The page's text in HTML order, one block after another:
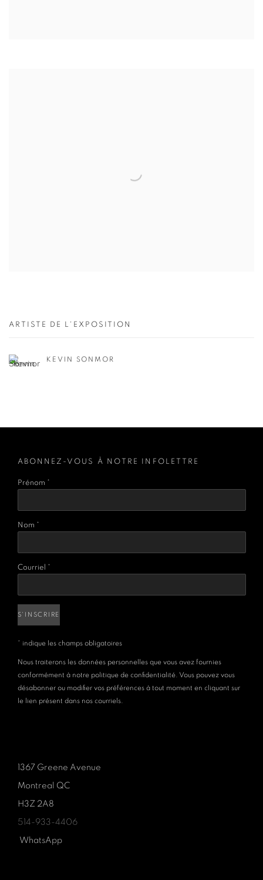
ARTISTE DE L'EXPOSITION
KEVIN SONMOR
ABONNEZ-VOUS À NOTRE INFOLETTRE
Prénom *
Nom *
Courriel *
S'INSCRIRE
* indique les champs obligatoires
Nous traiterons les données personnelles que vous avez fournies
conformément à notre politique de confidentialité. Vous pouvez vous
désabonner ou modifier vos préférences à tout moment en cliquant sur
le lien présent dans nos courriels.
1367 Greene Avenue
Montreal QC
H3Z 2A8
514-933-4406
WhatsApp